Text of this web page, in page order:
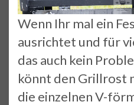
Wenn Ihr mal ein
ausrichtet und für
das auch kein
könnt den Grillrost
die einzelnen V-